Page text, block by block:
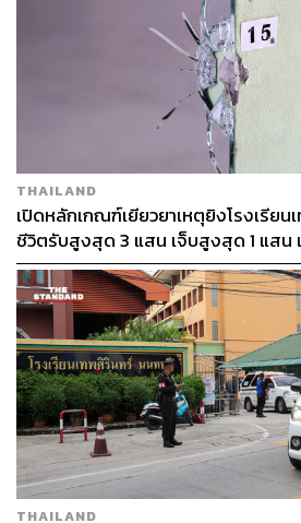
THAILAND
เปิดหลักเกณฑ์เยียวยาเหตุยิงโรงเรียน
ชีวิตรับสูงสุด 3 แสน เจ็บสูงสุด 1 แสน
ระดับ
THAILAND